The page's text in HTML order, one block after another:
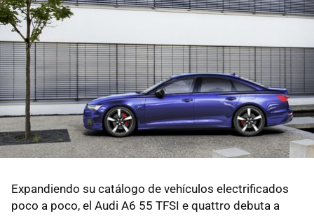
Expandiendo su catálogo de vehículos electrificados
poco a poco, el Audi A6 55 TFSI e quattro debuta a